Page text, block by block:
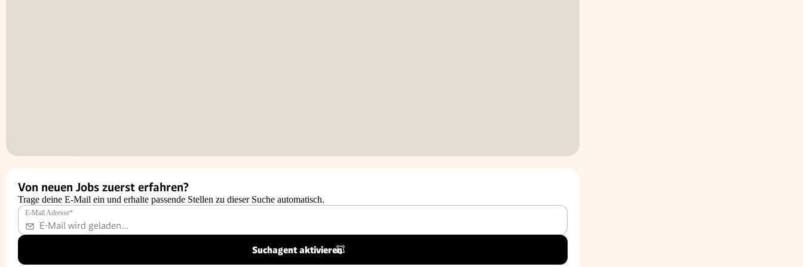
Von neuen Jobs zuerst erfahren?
Trage deine E-Mail ein und erhalte passende Stellen zu dieser Suche automatisch.
E-Mail Adresse*
Suchagent aktivieren